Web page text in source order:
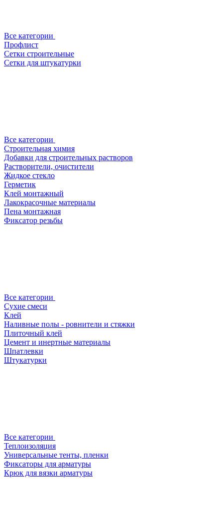
Все категории
Профлист
Сетки строительные
Сетки для штукатурки
Все категории
Строительная химия
Добавки для строительных растворов
Растворители, очистители
Жидкое стекло
Герметик
Клей монтажный
Лакокрасочные материалы
Пена монтажная
Фиксатор резьбы
Все категории
Сухие смеси
Клей
Наливные полы - ровнители и стяжки
Плиточный клей
Цемент и инертные материалы
Шпатлевки
Штукатурки
Все категории
Теплоизоляция
Универсальные тенты, пленки
Фиксаторы для арматуры
Крюк для вязки арматуры